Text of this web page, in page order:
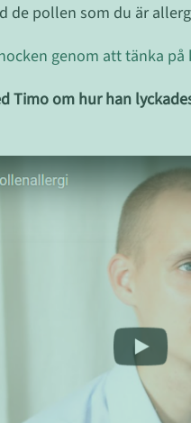
de pollen som du är
genom att tänka
Timo om hur han